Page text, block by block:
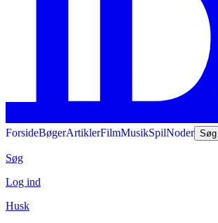
ForsideBøgerArtiklerFilmMusikSpilNoder Søg
Søg
Log ind
Husk